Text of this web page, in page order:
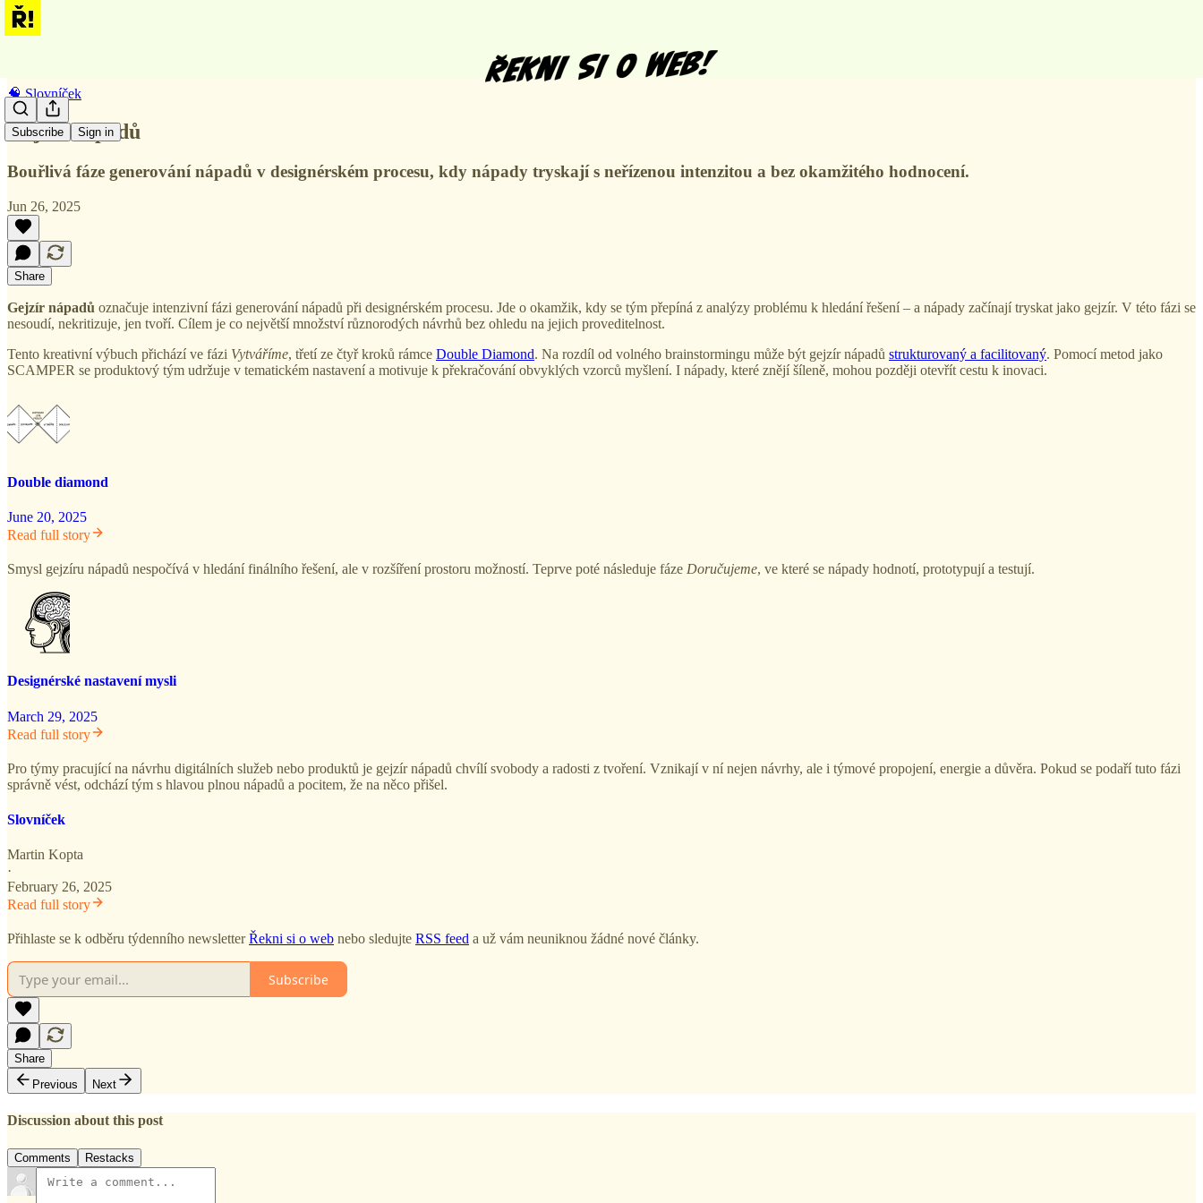
Subscribe Sign in
🧠 Slovníček
Gejzír nápadů
Bouřlivá fáze generování nápadů v designérském procesu, kdy nápady tryskají s neřízenou intenzitou a bez okamžitého hodnocení.
Jun 26, 2025
Share
Gejzír nápadů označuje intenzivní fázi generování nápadů při designérském procesu. Jde o okamžik, kdy se tým přepíná z analýzy problému k hledání řešení – a nápady začínají tryskat jako gejzír. V této fázi se
nesoudí, nekritizuje, jen tvoří. Cílem je co největší množství různorodých návrhů bez ohledu na jejich proveditelnost.
Tento kreativní výbuch přichází ve fázi Vytváříme, třetí ze čtyř kroků rámce Double Diamond. Na rozdíl od volného brainstormingu může být gejzír nápadů strukturovaný a facilitovaný. Pomocí metod jako
SCAMPER se produktový tým udržuje v tematickém nastavení a motivuje k překračování obvyklých vzorců myšlení. I nápady, které znějí šíleně, mohou později otevřít cestu k inovaci.
Double diamond
June 20, 2025
Read full story
Smysl gejzíru nápadů nespočívá v hledání finálního řešení, ale v rozšíření prostoru možností. Teprve poté následuje fáze Doručujeme, ve které se nápady hodnotí, prototypují a testují.
Designérské nastavení mysli
March 29, 2025
Read full story
Pro týmy pracující na návrhu digitálních služeb nebo produktů je gejzír nápadů chvílí svobody a radosti z tvoření. Vznikají v ní nejen návrhy, ale i týmové propojení, energie a důvěra. Pokud se podaří tuto fázi
správně vést, odchází tým s hlavou plnou nápadů a pocitem, že na něco přišel.
Slovníček
Martin Kopta
·
February 26, 2025
Read full story
Přihlaste se k odběru týdenního newsletterŘekni si o web nebo sledujte RSS feed a už vám neuniknou žádné nové články.
Subscribe
Share
Previous
Next
Discussion about this post
Comments Restacks